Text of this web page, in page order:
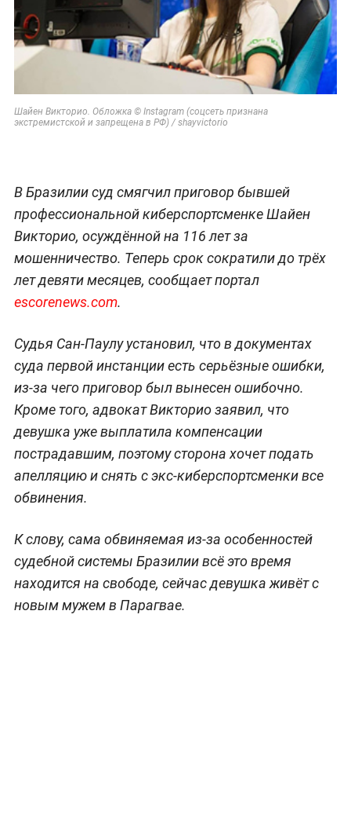
Шайен Викторио. Обложка © Instagram (соцсеть признана
экстремистской и запрещена в РФ) / shayvictorio
В Бразилии суд смягчил приговор бывшей
профессиональной киберспортсменке Шайен
Викторио, осуждённой на 116 лет за
мошенничество. Теперь срок сократили до трёх
лет девяти месяцев, сообщает портал
escorenews.com.
Судья Сан-Паулу установил, что в документах
суда первой инстанции есть серьёзные ошибки,
из-за чего приговор был вынесен ошибочно.
Кроме того, адвокат Викторио заявил, что
девушка уже выплатила компенсации
пострадавшим, поэтому сторона хочет подать
апелляцию и снять с экс-киберспортсменки все
обвинения.
К слову, сама обвиняемая из-за особенностей
судебной системы Бразилии всё это время
находится на свободе, сейчас девушка живёт с
новым мужем в Парагвае.